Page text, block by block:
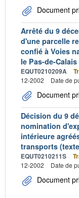
Document
Arrêté du 9
d'une parcelle
confié à Voies
le Pas-de-
EQUT0210209A
12-2002
Date de
Document
Décision du 9
nomination
intérieure
transports
EQUT0210211S
12-2002
Date de
Document